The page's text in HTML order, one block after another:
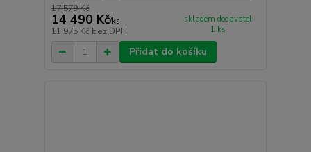
17 579 Kč
14 490 Kč/ks
11 975 Kč bez DPH
skladem dodavatel
1 ks
Přidat do košíku